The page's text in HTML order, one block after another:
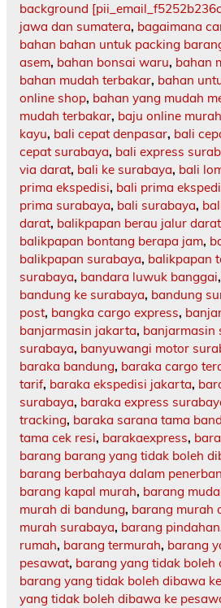
background
jawa dan sumatera, bagaimana
bahan bahan untuk packing
asem, bahan bonsai waru, bahan
bahan mudah terbakar, bahan
online shop, bahan yang mudah
mudah terbakar, baju online
kayu, bali cepat denpasar, bali
cepat surabaya, bali express
via darat, bali ke surabaya, bali
prima ekspedisi, bali prima
prima surabaya, bali surabaya,
darat, balikpapan berau jalur
balikpapan bontang berapa jam,
balikpapan surabaya, balikpapan
surabaya, bandara luwuk banggai,
bandung ke surabaya, bandung
post, bangka cargo express,
banjarmasin jakarta, banjarmasin
surabaya, banyuwangi motor
baraka bandung, baraka cargo
tarif, baraka ekspedisi jakarta,
surabaya, baraka express
tracking, baraka sarana tama
tama cek resi, barakaexpress,
barang barang yang tidak boleh
barang berbahaya dalam
barang kapal murah, barang
murah di bandung, barang murah
murah surabaya, barang pindahan
rumah, barang termurah, barang
pesawat, barang yang tidak
barang yang tidak boleh dibawa
yang tidak boleh dibawa ke